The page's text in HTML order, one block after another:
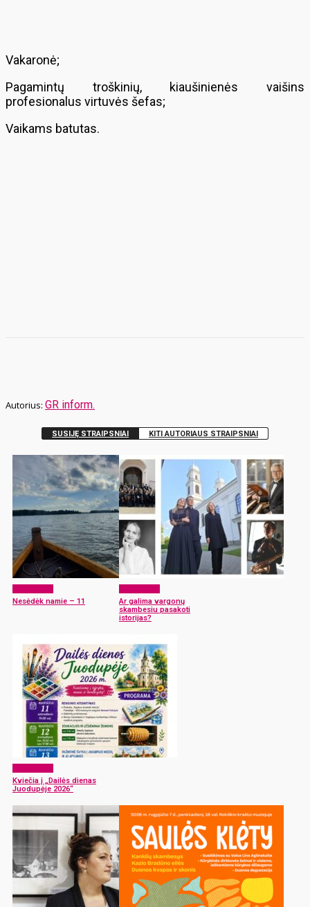
Vakaronė;
Pagamintų troškinių, kiaušinienės vaišins
profesionalus virtuvės šefas;
Vaikams batutas.
GR inform.
SUSIJĘ STRAIPSNIAI KITI AUTORIAUS STRAIPSNIAI
Nesėdėk namie – 11
Ar galima vargonų
skambesiu pasakoti
istorijas?
Kviečia į „Dailės dienas
Juodupėje 2026“